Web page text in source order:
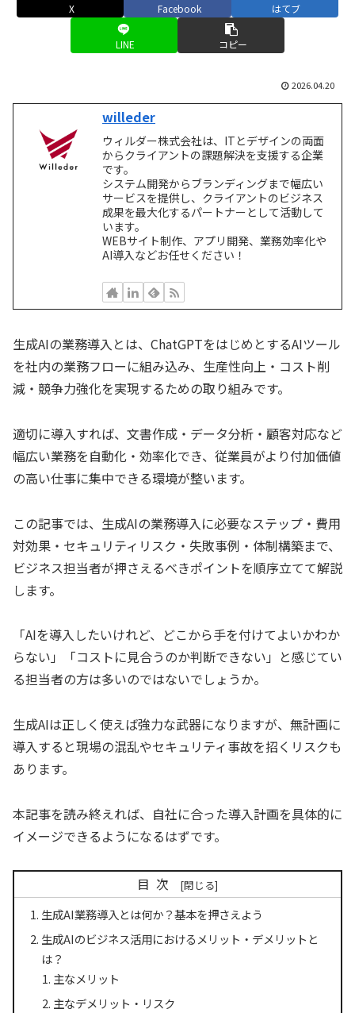
X Facebook はてブ
LINE コピー
2026.04.20
willeder
ウィルダー株式会社は、ITとデザインの両面
からクライアントの課題解決を支援する企業
です。
システム開発からブランディングまで幅広い
サービスを提供し、クライアントのビジネス
成果を最大化するパートナーとして活動して
います。
WEBサイト制作、アプリ開発、業務効率化や
AI導入などお任せください！
生成AIの業務導入とは、ChatGPTをはじめとするAIツール
を社内の業務フローに組み込み、生産性向上・コスト削
減・競争力強化を実現するための取り組みです。
適切に導入すれば、文書作成・データ分析・顧客対応など
幅広い業務を自動化・効率化でき、従業員がより付加価値
の高い仕事に集中できる環境が整います。
この記事では、生成AIの業務導入に必要なステップ・費用
対効果・セキュリティリスク・失敗事例・体制構築まで、
ビジネス担当者が押さえるべきポイントを順序立てて解説
します。
「AIを導入したいけれど、どこから手を付けてよいかわか
らない」「コストに見合うのか判断できない」と感じてい
る担当者の方は多いのではないでしょうか。
生成AIは正しく使えば強力な武器になりますが、無計画に
導入すると現場の混乱やセキュリティ事故を招くリスクも
あります。
本記事を読み終えれば、自社に合った導入計画を具体的に
イメージできるようになるはずです。
目次
生成AI業務導入とは何か？基本を押さえよう
生成AIのビジネス活用におけるメリット・デメリットと
は？
主なメリット
主なデメリット・リスク